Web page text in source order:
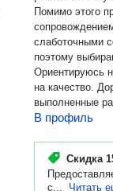
Помимо этого
сопровождением системам видеонаблюдения и
слаботочными сетями. Всегда стараюсь
поэтому
Ориентируюсь на
на качество. Дорожу своей репутацией! Предоставляю гарантию на
В профиль
Скидка
с...
Читать